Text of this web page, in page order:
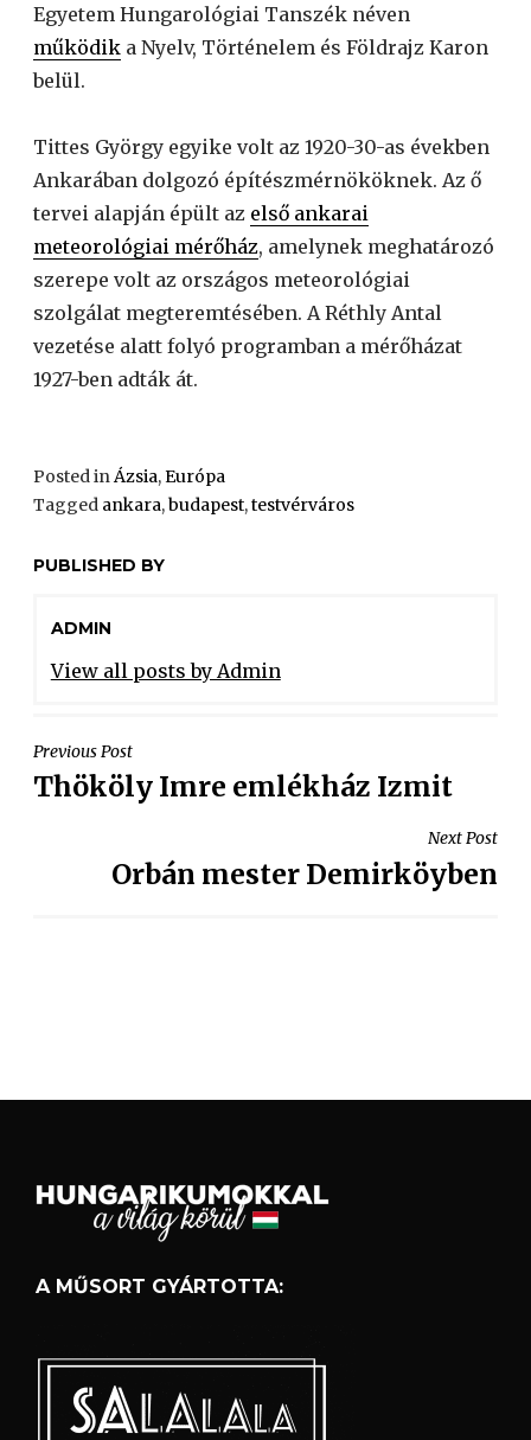
Egyetem Hungarológiai Tanszék néven
működik a Nyelv, Történelem és Földrajz Karon
belül.
Tittes György egyike volt az 1920-30-as években
Ankarában dolgozó építészmérnököknek. Az ő
tervei alapján épült az első ankarai
meteorológiai mérőház, amelynek meghatározó
szerepe volt az országos meteorológiai
szolgálat megteremtésében. A Réthly Antal
vezetése alatt folyó programban a mérőházat
1927-ben adták át.
Posted inÁzsia,Európa
Tagged ankara,budapest,testvérváros
PUBLISHED BY
ADMIN
View all posts by Admin
Previous Post
Thököly Imre emlékház Izmit
Next Post
Orbán mester Demirköyben
A MŰSORT GYÁRTOTTA: